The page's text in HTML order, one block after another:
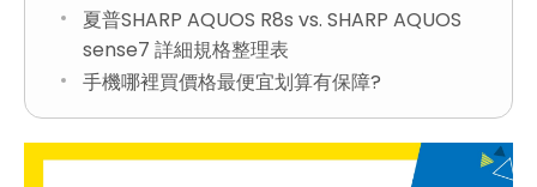
夏普SHARP AQUOS R8s vs. SHARP AQUOS
sense7 詳細規格整理表
手機哪裡買價格最便宜划算有保障?